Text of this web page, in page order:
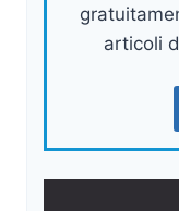
articoli